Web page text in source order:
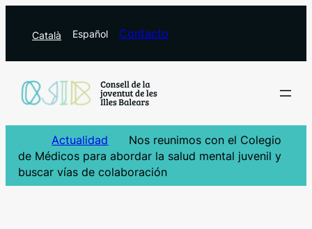
Català Español Contacto
Actualidad
Nos reunimos con el Colegio
de Médicos para abordar la salud mental juvenil y
buscar vías de colaboración